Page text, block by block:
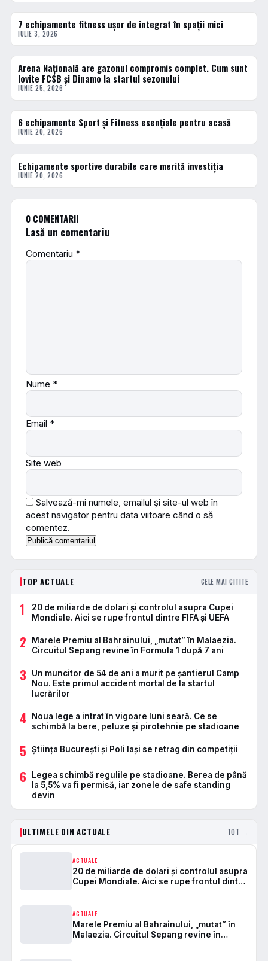
ACTUALE
7 echipamente fitness ușor de integrat în spații mici
IULIE 3, 2026
ACTUALE
Arena Națională are gazonul compromis complet. Cum sunt
lovite FCSB și Dinamo la startul sezonului
IUNIE 25, 2026
ACTUALE
6 echipamente Sport și Fitness esențiale pentru acasă
IUNIE 20, 2026
ACTUALE
Echipamente sportive durabile care merită investiția
IUNIE 20, 2026
0 COMENTARII
Lasă un comentariu
Comentariu *
Nume *
Email *
Site web
Salvează-mi numele, emailul și site-ul web în
acest navigator pentru data viitoare când o să
comentez.
TOP ACTUALE CELE MAI CITITE
1
20 de miliarde de dolari și controlul asupra Cupei
Mondiale. Aici se rupe frontul dintre FIFA și UEFA
2
Marele Premiu al Bahrainului, „mutat” în Malaezia.
Circuitul Sepang revine în Formula 1 după 7 ani
3
Un muncitor de 54 de ani a murit pe șantierul Camp
Nou. Este primul accident mortal de la startul
lucrărilor
4
Noua lege a intrat în vigoare luni seară. Ce se
schimbă la bere, peluze și pirotehnie pe stadioane
5 Știința București și Poli Iași se retrag din competiții
6
Legea schimbă regulile pe stadioane. Berea de până
la 5,5% va fi permisă, iar zonele de safe standing
devin
ULTIMELE DIN ACTUALE TOT →
ACTUALE
20 de miliarde de dolari și controlul asupra
Cupei Mondiale. Aici se rupe frontul dintre
ACTUALE
Marele Premiu al Bahrainului, „mutat” în
Malaezia. Circuitul Sepang revine în